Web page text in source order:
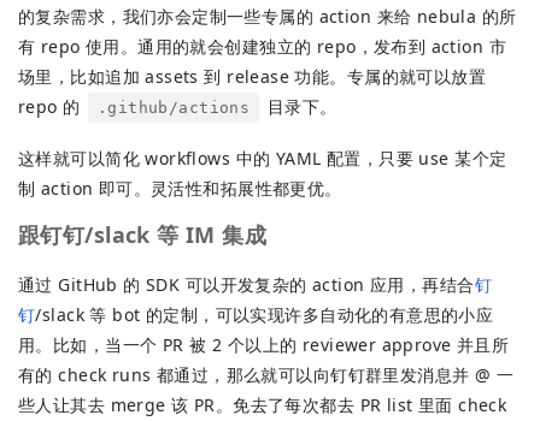
的复杂需求，我们亦会定制一些专属的 action 来给 nebula 的所
有 repo 使用。通用的就会创建独立的 repo，发布到 action 市
场里，比如追加 assets 到 release 功能。专属的就可以放置
repo 的
.github/actions 目录下。
这样就可以简化 workflows 中的 YAML 配置，只要 use 某个定
制 action 即可。灵活性和拓展性都更优。
跟钉钉/slack 等 IM 集成
通过 GitHub 的 SDK 可以开发复杂的 action 应用，再结合钉
钉/slack 等 bot 的定制，可以实现许多自动化的有意思的小应
用。比如，当一个 PR 被 2 个以上的 reviewer approve 并且所
有的 check runs 都通过，那么就可以向钉钉群里发消息并 @ 一
些人让其去 merge 该 PR。免去了每次都去 PR list 里面 check